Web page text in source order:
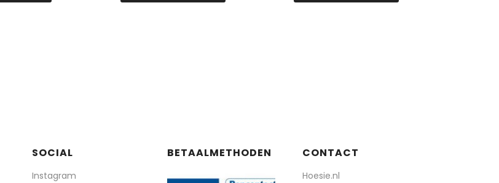
SOCIAL
Instagram
BETAALMETHODEN CONTACT
Hoesie.nl